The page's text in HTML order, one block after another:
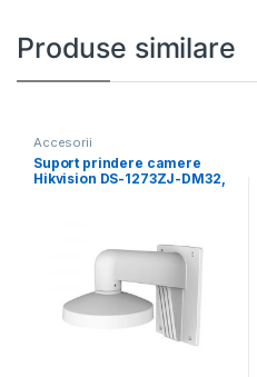
Produse similare
Accesorii
Suport prindere camere
Hikvision DS-1273ZJ-DM32,